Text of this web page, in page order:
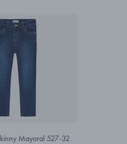
Mayoral 527-32